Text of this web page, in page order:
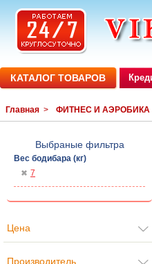
КАТАЛОГ ТОВАРОВ
Главная > ФИТНЕС И АЭРОБИКА
Выбраные фильтра
Вес бодибара (кг)
7
Цена
Производитель